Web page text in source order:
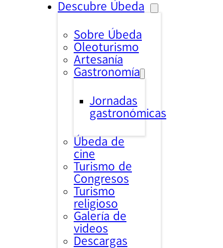
Descubre Úbeda
Sobre Úbeda
Oleoturismo
Artesanía
Gastronomía
Jornadas
gastronómicas
Úbeda de
cine
Turismo de
Congresos
Turismo
religioso
Galería de
videos
Descargas